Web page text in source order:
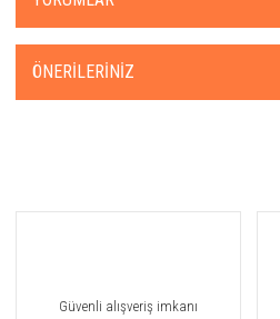
ÖNERILERINIZ
Güvenli alışveriş imkanı